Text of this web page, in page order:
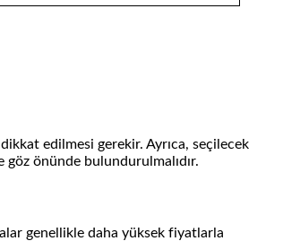
edilmesi gerekir. Ayrıca, seçilecek
göz önünde bulundurulmalıdır.
genellikle daha yüksek fiyatlarla